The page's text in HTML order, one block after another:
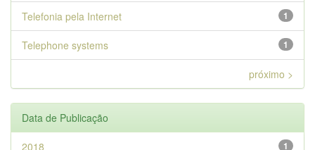
1
Telefonia pela Internet
1
Telephone systems
próximo >
Data de Publicação
1
2018